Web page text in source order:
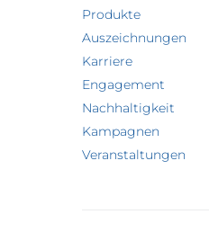
Produkte
Auszeichnungen
Karriere
Engagement
Nachhaltigkeit
Kampagnen
Veranstaltungen